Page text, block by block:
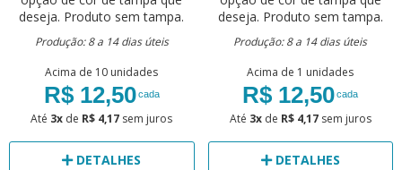
deseja. Produto sem tampa.
Produção: 8 a 14 dias úteis
Acima de 10 unidades
R$ 12,50cada
Até 3x de R$ 4,17 sem juros
DETALHES
deseja. Produto sem tampa.
Produção: 8 a 14 dias úteis
Acima de 1 unidades
R$ 12,50cada
Até 3xde R$ 4,17sem juros
DETALHES